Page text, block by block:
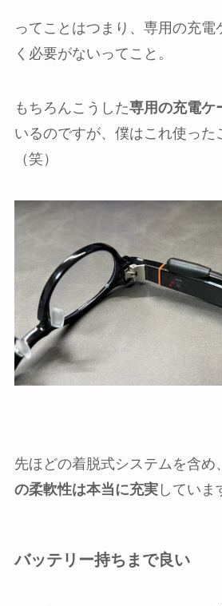
ってことはつまり、専用の充電
く必要がないってこと。
もちろんこうした専用の充電ケ
いるのですが、僕はこれ使った
（笑）
先ほどの着脱式システムを含め
の柔軟性は本当に充実していま
バッテリー持ちまで良い